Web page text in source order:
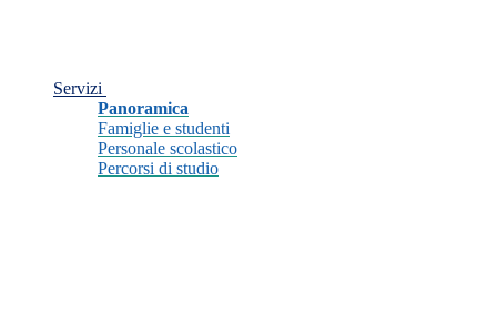
Servizi
Panoramica
Famiglie e studenti
Personale scolastico
Percorsi di studio